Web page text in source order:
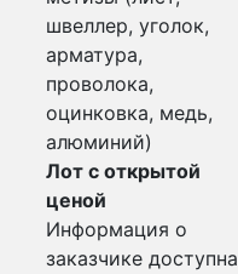
швеллер, уголок,
арматура,
проволока,
оцинковка, медь,
алюминий)
Лот с открытой
ценой
Информация о
заказчике доступна